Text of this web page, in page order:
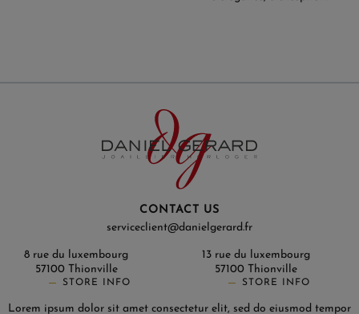
CONTACT US
serviceclient@danielgerard.fr
8 rue du luxembourg
57100 Thionville
STORE INFO
13 rue du luxembourg
57100 Thionville
STORE INFO
Lorem ipsum dolor sit amet consectetur elit, sed do eiusmod tempor